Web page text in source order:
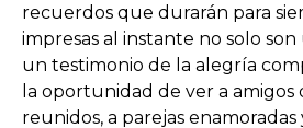
recuerdos que durarán para
impresas al instante no solo
un testimonio de la alegría
la oportunidad de ver a amigos
reunidos, a parejas enamoradas